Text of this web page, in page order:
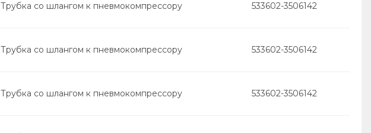
Трубка со шлангом к пневмокомпрессору 533602-3506142
Трубка со шлангом к пневмокомпрессору 533602-3506142
Трубка со шлангом к пневмокомпрессору 533602-3506142